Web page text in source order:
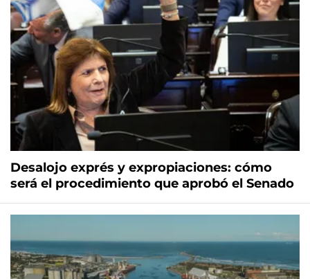
Desalojo exprés y expropiaciones: cómo
será el procedimiento que aprobó el Senado